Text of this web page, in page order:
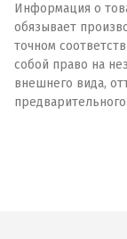
Информация о
обязывает
точном
собой право на
внешнего вида,